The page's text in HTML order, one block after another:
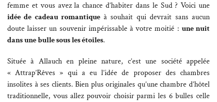
femme et vous avez la chance d’habiter dans le Sud ? Voici une
idée de cadeau romantique à souhait qui devrait sans aucun
doute laisser un souvenir impérissable à votre moitié : une nuit
dans une bulle sous les étoiles.
Située à Allauch en pleine nature, c’est une société appelée
« Attrap’Rêves » qui a eu l’idée de proposer des chambres
insolites à ses clients. Bien plus originales qu’une chambre d’hôtel
traditionnelle, vous allez pouvoir choisir parmi les 6 bulles celle